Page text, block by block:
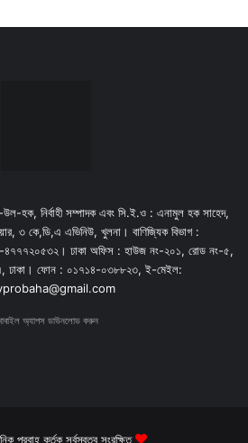
হক, নির্বাহী সম্পাদক এবং সি.ই.ও : এনামুল হক সাহেদ,
৩ কে,ডি,এ এভিনিউ, খুলনা। বাণিজ্যিক বিভাগ :
৪৭৭৭২০৫৩২। ঢাকা অফিস : হাউজ নং-২০১, রোড নং-৫,
ঢাকা। ফোন : ০১৭১৪-০৩৮৮২৩, ই-মেইল:
অ্যাপস ডাউনলোড করুন
প্রবাহ কর্তৃক সর্বস্বত্ব সংরক্ষিত